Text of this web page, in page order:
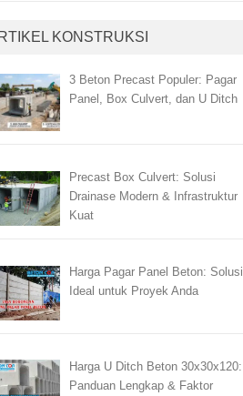
KONSTRUKSI
3 Beton Precast Populer: Pagar
Panel, Box Culvert, dan U Ditch
Precast Box Culvert: Solusi
Drainase Modern & Infrastruktur
Kuat
Harga Pagar Panel Beton: Solusi
Ideal untuk Proyek Anda
Harga U Ditch Beton 30x30x120:
Panduan Lengkap & Faktor